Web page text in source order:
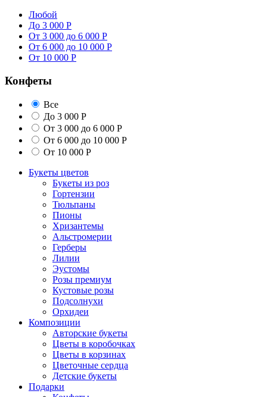
Любой
До 3 000 Р
От 3 000 до 6 000 Р
От 6 000 до 10 000 Р
От 10 000 Р
Конфеты
Все
До 3 000 Р
От 3 000 до 6 000 Р
От 6 000 до 10 000 Р
От 10 000 Р
Букеты цветов
Букеты из роз
Гортензии
Тюльпаны
Пионы
Хризантемы
Альстромерии
Герберы
Лилии
Эустомы
Розы премиум
Кустовые розы
Подсолнухи
Орхидеи
Композиции
Авторские букеты
Цветы в коробочках
Цветы в корзинах
Цветочные сердца
Детские букеты
Подарки